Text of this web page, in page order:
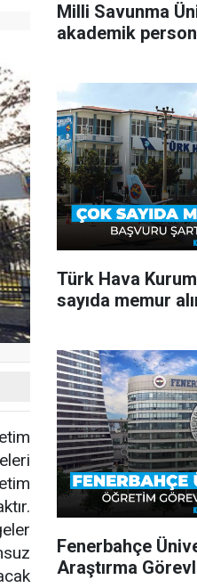
Milli Savunma
akademik
Türk Hava
sayıda memur
Fenerbahçe
Araştırma